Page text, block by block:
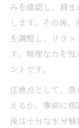
みを確認し、肩
します。その後
を調整し、リラ
す。無理な力を
ントです。
注意点として、
えるか、事前に
後は十分な水分